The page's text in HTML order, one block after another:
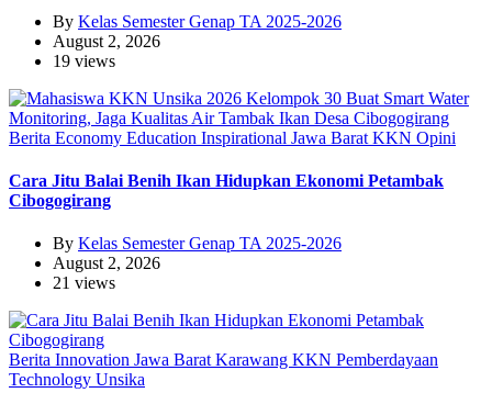
By Kelas Semester Genap TA 2025-2026
August 2, 2026
19 views
Berita Economy Education Inspirational Jawa Barat KKN Opini
Cara Jitu Balai Benih Ikan Hidupkan Ekonomi Petambak
Cibogogirang
By Kelas Semester Genap TA 2025-2026
August 2, 2026
21 views
Berita Innovation Jawa Barat Karawang KKN Pemberdayaan
Technology Unsika